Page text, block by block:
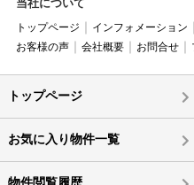
当社について
トップページ インフォメーション
お客様の声
会社概要 お問合せ
トップページ
お気に入り物件一覧